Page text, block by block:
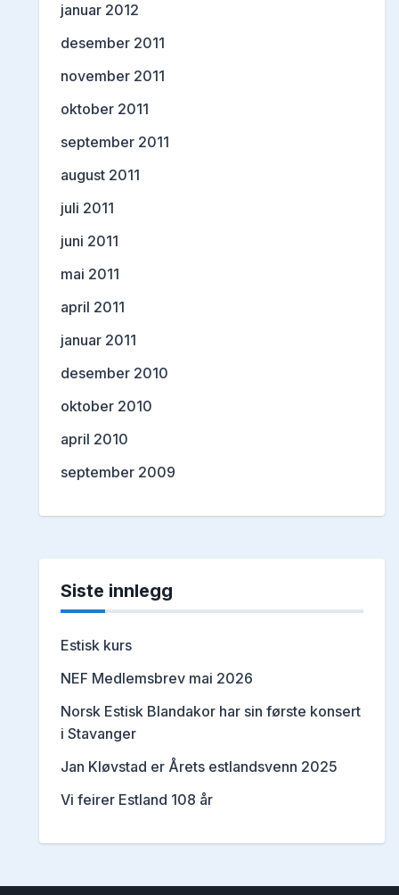
januar 2012
desember 2011
november 2011
oktober 2011
september 2011
august 2011
juli 2011
juni 2011
mai 2011
april 2011
januar 2011
desember 2010
oktober 2010
april 2010
september 2009
Siste innlegg
Estisk kurs
NEF Medlemsbrev mai 2026
Norsk Estisk Blandakor har sin første konsert
i Stavanger
Jan Kløvstad er Årets estlandsvenn 2025
Vi feirer Estland 108 år